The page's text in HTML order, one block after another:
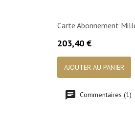

Carte Abonnement
Prix
203,40 €
AJOUTER AU PANIER
Commentaires (1)